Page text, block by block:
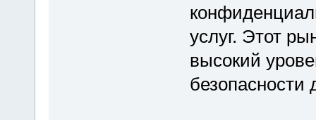
услуг. Этот
высокий
безопасности